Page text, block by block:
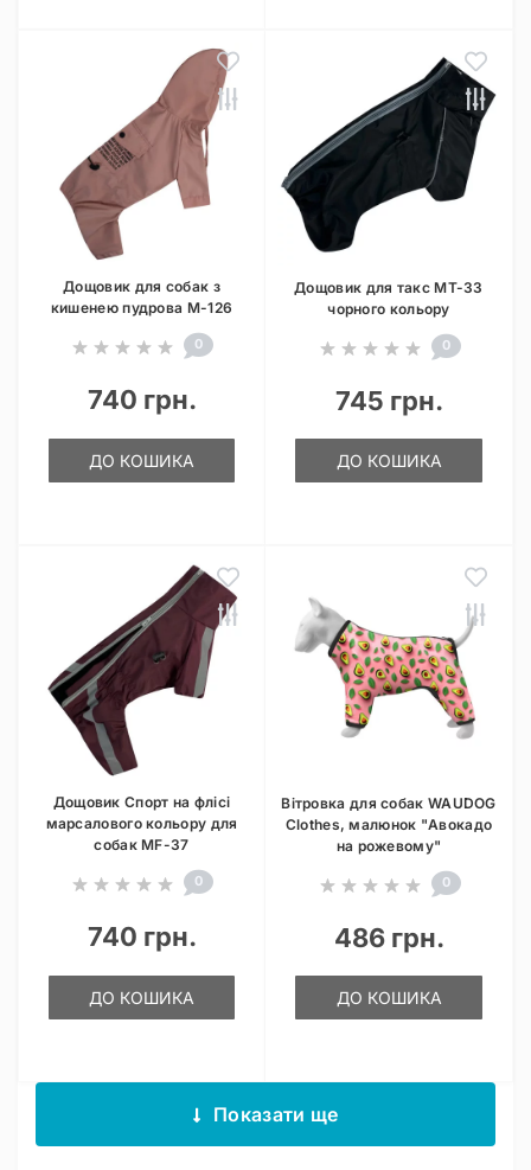
Дощовик для собак з
кишенею пудрова M-126
0
740 грн.
ДО КОШИКА
Дощовик для такс MT-33
чорного кольору
0
745 грн.
ДО КОШИКА
Дощовик Спорт на флісі
марсалового кольору для
собак MF-37
0
740 грн.
ДО КОШИКА
Вітровка для собак WAUDOG
Clothes, малюнок "Авокадо
на рожевому"
0
486 грн.
ДО КОШИКА
Показати ще